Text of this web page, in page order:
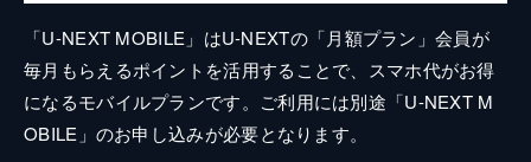
「U-NEXT MOBILE」はU-NEXTの「月額プラン」会員が
毎月もらえるポイントを活用することで、スマホ代がお得
になるモバイルプランです。ご利用には別途「U-NEXT M
OBILE」のお申し込みが必要となります。